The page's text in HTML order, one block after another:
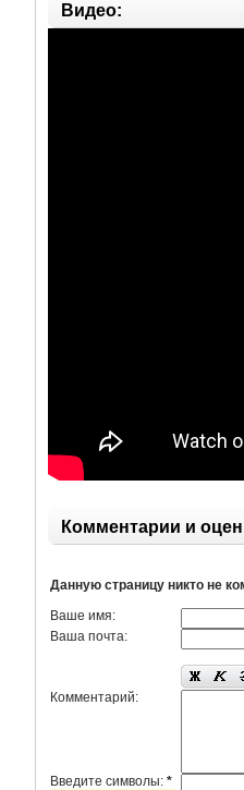
Видео:
Комментарии и
Данную страницу никто не
Ваше имя:
Ваша почта:
Комментарий:
Введите символы:*